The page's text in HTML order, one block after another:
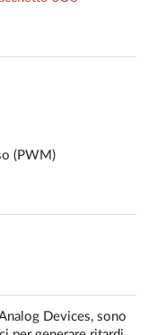
(PWM)
Devices, sono